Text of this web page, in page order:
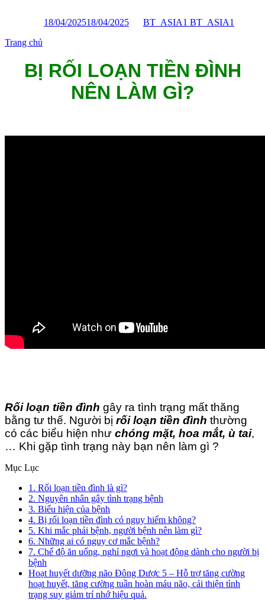
18/04/202518/04/2025
BT_ASIA1 BT_ASIA1
Trang chủ
BỊ RỐI LOẠN TIỀN ĐÌNH
NÊN LÀM GÌ?
Rối loạn tiền đình gây ra tình trạng mất thăng
bằng tư thế. Người bị rối loạn tiền đình thường
có các biểu hiện như chóng mặt, hoa mắt, ù tai,
… Khi gặp tình trạng này bạn nên làm gì ?
Mục Lục
1. Rối loạn tiền đình là gì?
2. Nguyên nhân gây tình trạng bệnh
3. Biểu hiện của bệnh
4. Bị rối loạn tiền đình có nguy hiểm không?
5. Khi mắc phải bệnh, người bệnh nên làm gì?
6. Những ai có nguy cơ mắc bệnh?
7. Chế độ ăn uống, nghỉ ngơi và hoạt động dành cho người bị
bệnh
Hoạt huyết dưỡng não Đông Dược 5 – Hỗ trợ tăng cường
hoạt huyết, tăng cường tuần hoàn máu não, cải thiện tình
trạng suy giảm trí nhớ hiệu quả.